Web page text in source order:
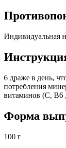
Индивидуальная
6 драже в день,
потребления
витаминов (С, В6
Форма
100 г